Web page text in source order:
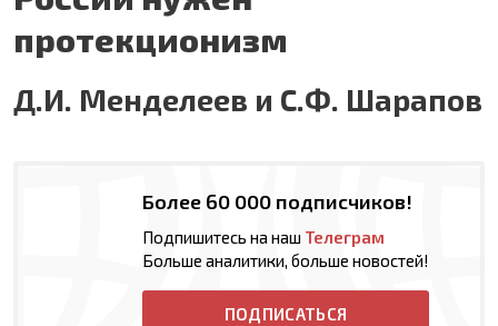
протекционизм
Д.И. Менделеев и С.Ф. Шарапов
Более 60 000 подписчиков!
Подпишитесь на наш Телеграм
Больше аналитики, больше новостей!
ПОДПИСАТЬСЯ